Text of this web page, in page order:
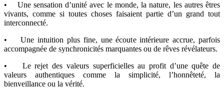
• Une sensation d’unité avec le monde, la nature, les autres êtres
vivants, comme si toutes choses faisaient partie d’un grand tout
interconnecté.
• Une intuition plus fine, une écoute intérieure accrue, parfois
accompagnée de synchronicités marquantes ou de rêves révélateurs.
• Le rejet des valeurs superficielles au profit d’une quête de
valeurs authentiques comme la simplicité, l’honnêteté, la
bienveillance ou la vérité.